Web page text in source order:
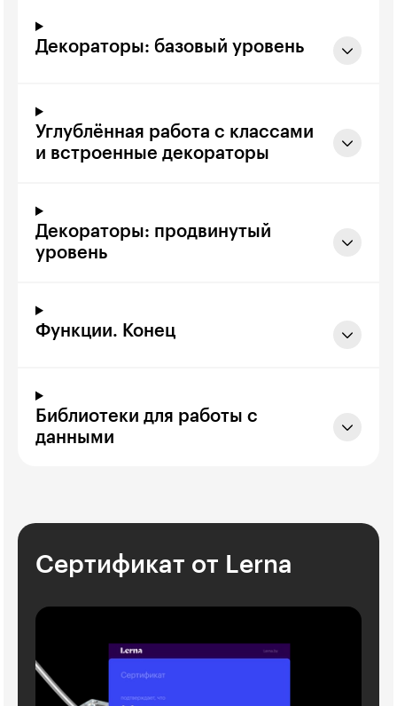
Декораторы: базовый уровень
Углублённая работа с классами
и встроенные декораторы
Декораторы: продвинутый
уровень
Функции. Конец
Библиотеки для работы с
данными
Сертификат от Lerna